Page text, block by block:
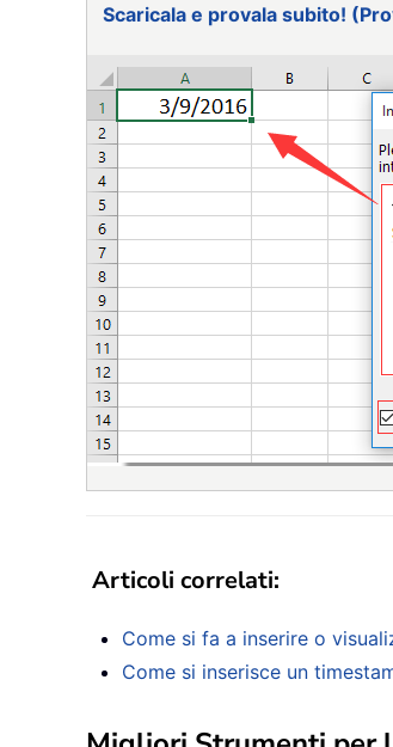
Scaricala e provala subito!
Articoli correlati:
Come si fa a inserire o
Come si inserisce un